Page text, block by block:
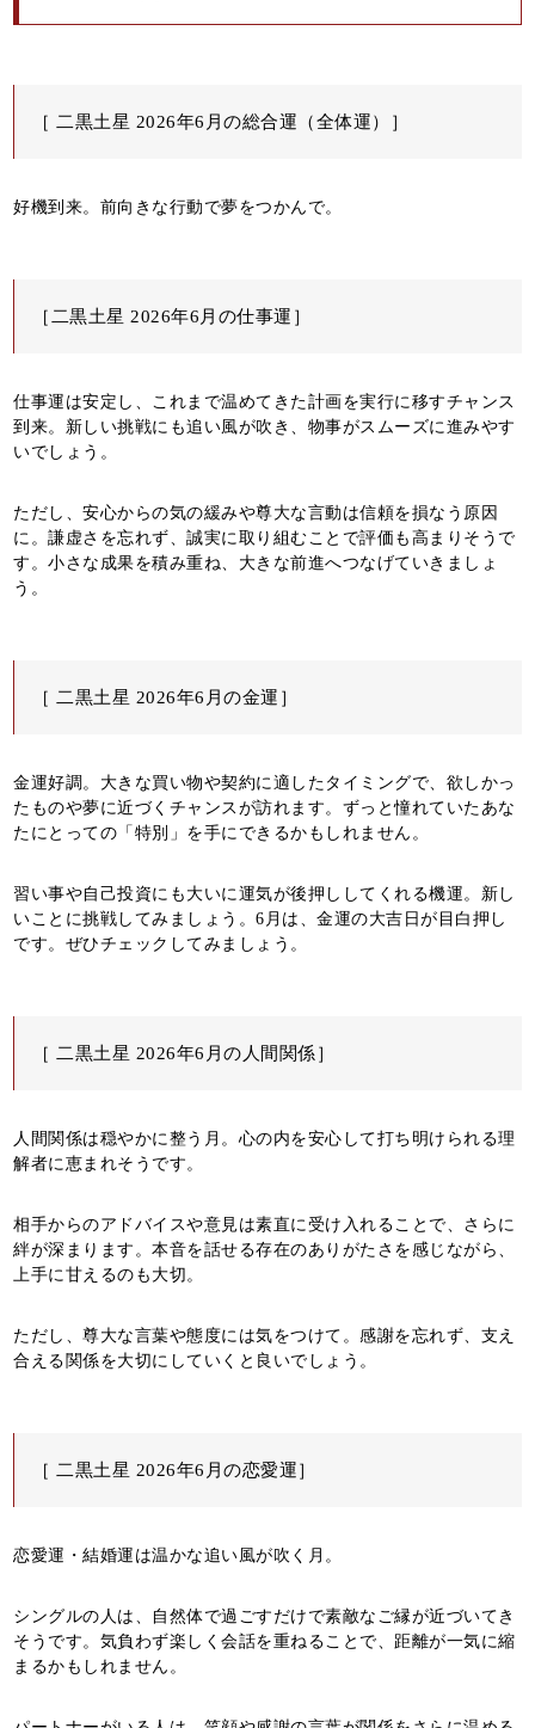
［ 二黒土星 2026年6月の総合運（全体運）］
好機到来。前向きな行動で夢をつかんで。
［二黒土星 2026年6月の仕事運］
仕事運は安定し、これまで温めてきた計画を実行に移すチャンス
到来。新しい挑戦にも追い風が吹き、物事がスムーズに進みやす
いでしょう。
ただし、安心からの気の緩みや尊大な言動は信頼を損なう原因
に。謙虚さを忘れず、誠実に取り組むことで評価も高まりそうで
す。小さな成果を積み重ね、大きな前進へつなげていきましょ
う。
［ 二黒土星 2026年6月の金運］
金運好調。大きな買い物や契約に適したタイミングで、欲しかっ
たものや夢に近づくチャンスが訪れます。ずっと憧れていたあな
たにとっての「特別」を手にできるかもしれません。
習い事や自己投資にも大いに運気が後押ししてくれる機運。新し
いことに挑戦してみましょう。6月は、金運の大吉日が目白押し
です。ぜひチェックしてみましょう。
［ 二黒土星 2026年6月の人間関係］
人間関係は穏やかに整う月。心の内を安心して打ち明けられる理
解者に恵まれそうです。
相手からのアドバイスや意見は素直に受け入れることで、さらに
絆が深まります。本音を話せる存在のありがたさを感じながら、
上手に甘えるのも大切。
ただし、尊大な言葉や態度には気をつけて。感謝を忘れず、支え
合える関係を大切にしていくと良いでしょう。
［ 二黒土星 2026年6月の恋愛運］
恋愛運・結婚運は温かな追い風が吹く月。
シングルの人は、自然体で過ごすだけで素敵なご縁が近づいてき
そうです。気負わず楽しく会話を重ねることで、距離が一気に縮
まるかもしれません。